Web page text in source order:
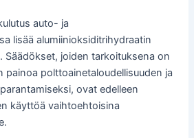
auto- ja
lisää alumiinioksiditrihydraatin
Säädökset, joiden tarkoituksena on
painoa polttoainetaloudellisuuden ja
ovat edelleen
käyttöä vaihtoehtoisina